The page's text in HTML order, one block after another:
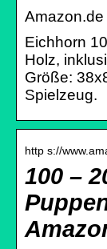
Amazon.de
Eichhorn
Holz,
Größe:
Spielzeug.
http s://
100 –